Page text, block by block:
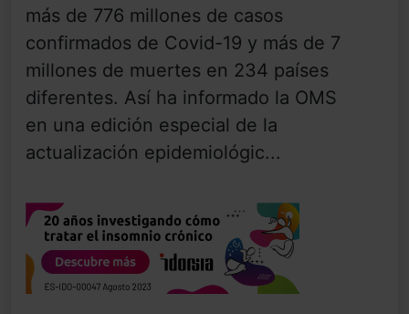
más de 776 millones de casos
confirmados de Covid-19 y más de 7
millones de muertes en 234 países
diferentes. Así ha informado la OMS
en una edición especial de la
actualización epidemiológic...